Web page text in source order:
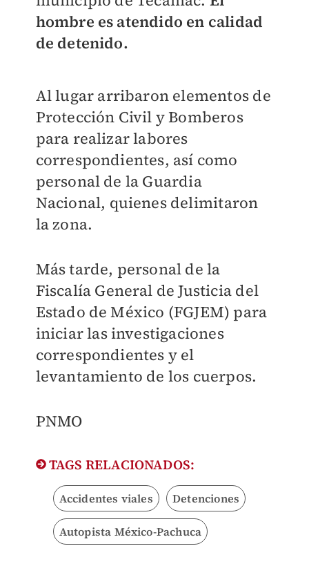
hombre es atendido en calidad
de detenido.
Al lugar arribaron elementos de
Protección Civil y Bomberos
para realizar labores
correspondientes, así como
personal de la Guardia
Nacional, quienes delimitaron
la zona.
Más tarde, personal de la
Fiscalía General de Justicia del
Estado de México (FGJEM) para
iniciar las investigaciones
correspondientes y el
levantamiento de los cuerpos.
PNMO
TAGS RELACIONADOS:
Accidentes viales Detenciones
Autopista México-Pachuca